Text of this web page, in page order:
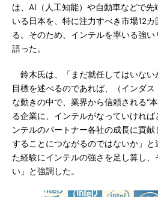
は、AI（人工知能）や自動車などで
いる日本を、特に注力すべき市場12
る。そのため、インテルを率いる強
語った。
鈴木氏は、「まだ就任してはいない
目標を述べるのであれば、（インダ
な動きの中で、業界から信頼される“
る企業に、インテルがなっていけれ
ンテルのパートナー各社の成長に貢
することにつながるのではないか」
た経験にインテルの強さを足し算し
い」と強調した。